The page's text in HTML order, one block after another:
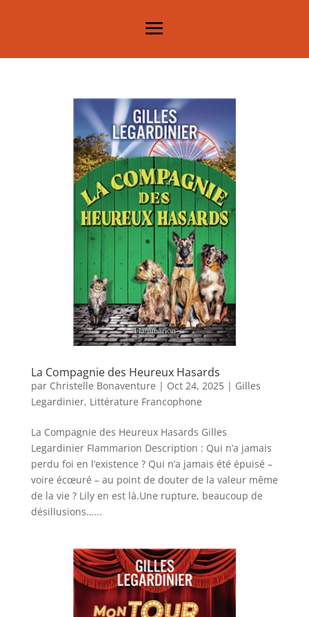
La Compagnie des Heureux Hasards
par Christelle Bonaventure | Oct 24, 2025| Gilles
Legardinier, Littérature Francophone
La Compagnie des Heureux Hasards Gilles
Legardinier Flammarion Description : Qui n’a jamais
perdu foi en l’existence ? Qui n’a jamais été épuisé –
voire écœuré – au point de douter de la valeur même
de la vie ? Lily en est là.Une rupture, beaucoup de
désillusions…...